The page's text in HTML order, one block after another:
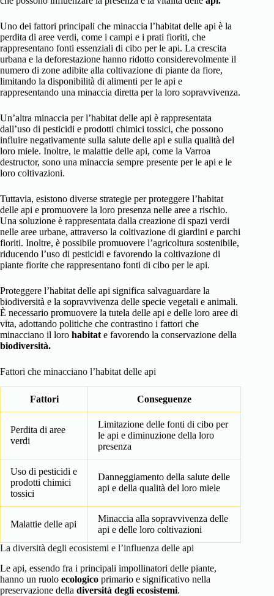
Uno dei fattori principali che minaccia l’habitat delle api è la
perdita di aree verdi, come i campi e i prati fioriti, che
rappresentano fonti essenziali di cibo per le api. La crescita
urbana e la deforestazione hanno ridotto considerevolmente il
numero di zone adibite alla coltivazione di piante da fiore,
limitando la disponibilità di alimenti per le api e
rappresentando una minaccia diretta per la loro sopravvivenza.
Un’altra minaccia per l’habitat delle api è rappresentata
dall’uso di pesticidi e prodotti chimici tossici, che possono
influire negativamente sulla salute delle api e sulla qualità del
loro miele. Inoltre, le malattie delle api, come la Varroa
destructor, sono una minaccia sempre presente per le api e le
loro coltivazioni.
Tuttavia, esistono diverse strategie per proteggere l’habitat
delle api e promuovere la loro presenza nelle aree a rischio.
Una soluzione è rappresentata dalla creazione di spazi verdi
nelle aree urbane, attraverso la coltivazione di giardini e parchi
fioriti. Inoltre, è possibile promuovere l’agricoltura sostenibile,
riducendo l’uso di pesticidi e favorendo la coltivazione di
piante fiorite che rappresentano fonti di cibo per le api.
Proteggere l’habitat delle api significa salvaguardare la
biodiversità e la sopravvivenza delle specie vegetali e animali.
È necessario promuovere la tutela delle api e delle loro aree di
vita, adottando politiche che contrastino i fattori che
minacciano il loro habitat e favorendo la conservazione della
biodiversità.
Fattori che minacciano l’habitat delle api
Fattori Conseguenze
Perdita di aree
verdi
Limitazione delle fonti di cibo per
le api e diminuzione della loro
presenza
Uso di pesticidi e
prodotti chimici
tossici
Danneggiamento della salute delle
api e della qualità del loro miele
Malattie delle api
Minaccia alla sopravvivenza delle
api e delle loro coltivazioni
La diversità degli ecosistemi e l’influenza delle api
Le api, essendo fra i principali impollinatori delle piante,
hanno un ruolo ecologico primario e significativo nella
preservazione della diversità degli ecosistemi.